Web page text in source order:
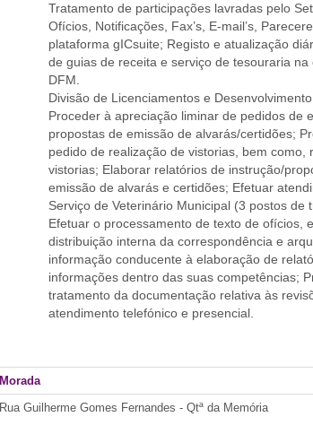
Tratamento de participações lavradas pelo
Ofícios, Notificações, Fax’s, E-mail’s,
plataforma gICsuite; Registo e atualização
de guias de receita e serviço de tesouraria
DFM.
Divisão de Licenciamentos e
Proceder à apreciação liminar de pedidos de
propostas de emissão de alvarás/certidões;
pedido de realização de vistorias, bem
vistorias; Elaborar relatórios de instrução/
emissão de alvarás e certidões; Efetuar
Serviço de Veterinário Municipal (3 postos de
Efetuar o processamento de texto de ofícios,
distribuição interna da correspondência e
informação conducente à elaboração de
informações dentro das suas competências;
tratamento da documentação relativa às
atendimento telefónico e presencial.
Morada
Rua Guilherme Gomes Fernandes - Qtª da Memória